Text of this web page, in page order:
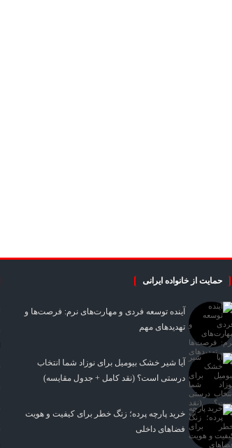
حمایت از خانواده ایرانی
آینده توسعه فردی و مهارت‌های نرم: فرصت‌ها و
تهدیدهای مهم
آیا شیر خشک بیومیل برای نوزاد شما انتخاب
درستی است؟ (نقد کامل + جدول مقایسه)
خرید پارچه پرده؛ زنگ خطر برای کیفیت و هویت
فضاهای داخلی